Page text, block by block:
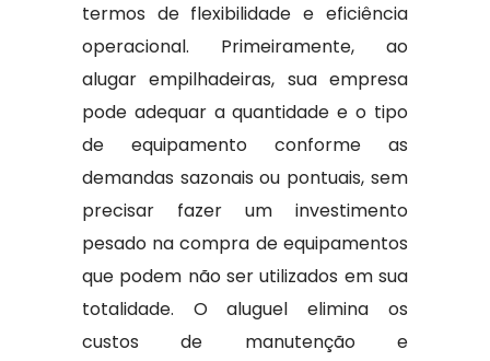
termos de flexibilidade e eficiência
operacional. Primeiramente, ao
alugar empilhadeiras, sua empresa
pode adequar a quantidade e o tipo
de equipamento conforme as
demandas sazonais ou pontuais, sem
precisar fazer um investimento
pesado na compra de equipamentos
que podem não ser utilizados em sua
totalidade. O aluguel elimina os
custos de manutenção e